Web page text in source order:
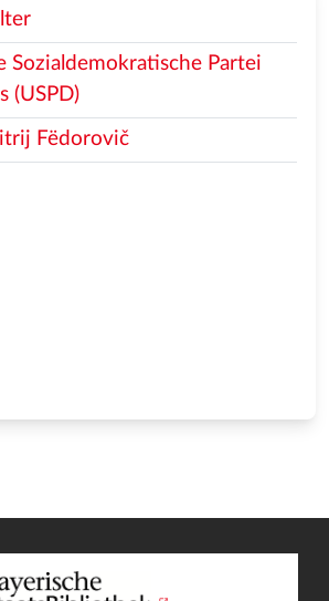
Sozialdemokratische Partei
(USPD)
Fëdorovič